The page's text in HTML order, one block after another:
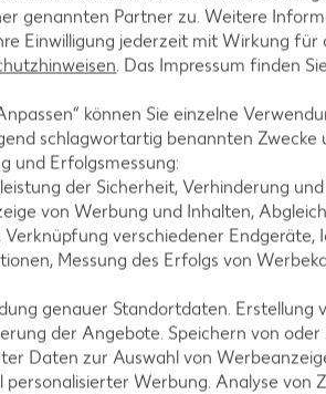
Salat-Rezepte
Spargel-Rezepte
Fleisch-Rezepte
Fisch-Rezepte
Lamm-Rezepte
Grill-Rezepte
genannten Partner zu. Weitere
Einwilligung jederzeit mit Wirkung
. Das Impressum finden Sie
können Sie einzelne
schlagwortartig benannten Zwecke
und Erfolgsmessung:
der Sicherheit, Verhinderung
von Werbung und Inhalten,
Verknüpfung verschiedener
Messung des Erfolgs von
genauer Standortdaten. Erstellung
der Angebote. Speichern von
Daten zur Auswahl von
personalisierter Werbung. Analyse von